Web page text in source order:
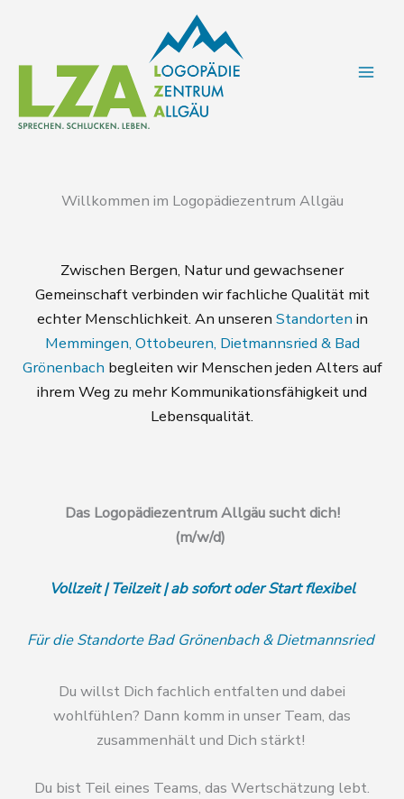
springen
Willkommen im Logopädiezentrum Allgäu
Zwischen Bergen, Natur und gewachsener
Gemeinschaft verbinden wir fachliche Qualität mit
echter Menschlichkeit. An unseren Standorten in
Memmingen, Ottobeuren, Dietmannsried & Bad
Grönenbach begleiten wir Menschen jeden Alters auf
ihrem Weg zu mehr Kommunikationsfähigkeit und
Lebensqualität.
Das Logopädiezentrum Allgäu sucht dich!
(m/w/d)
Vollzeit | Teilzeit | ab sofort oder Start flexibel
Für die Standorte Bad Grönenbach & Dietmannsried
Du willst Dich fachlich entfalten und dabei
wohlfühlen? Dann komm in unser Team, das
zusammenhält und Dich stärkt!
Du bist Teil eines Teams, das Wertschätzung lebt.